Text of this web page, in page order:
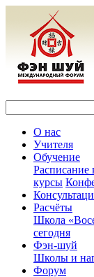
О нас
Учителя
Обучение
Расписание
курсы
Расчёты
Школа
сегодня
Фэн-шуй
Школы и
Форум